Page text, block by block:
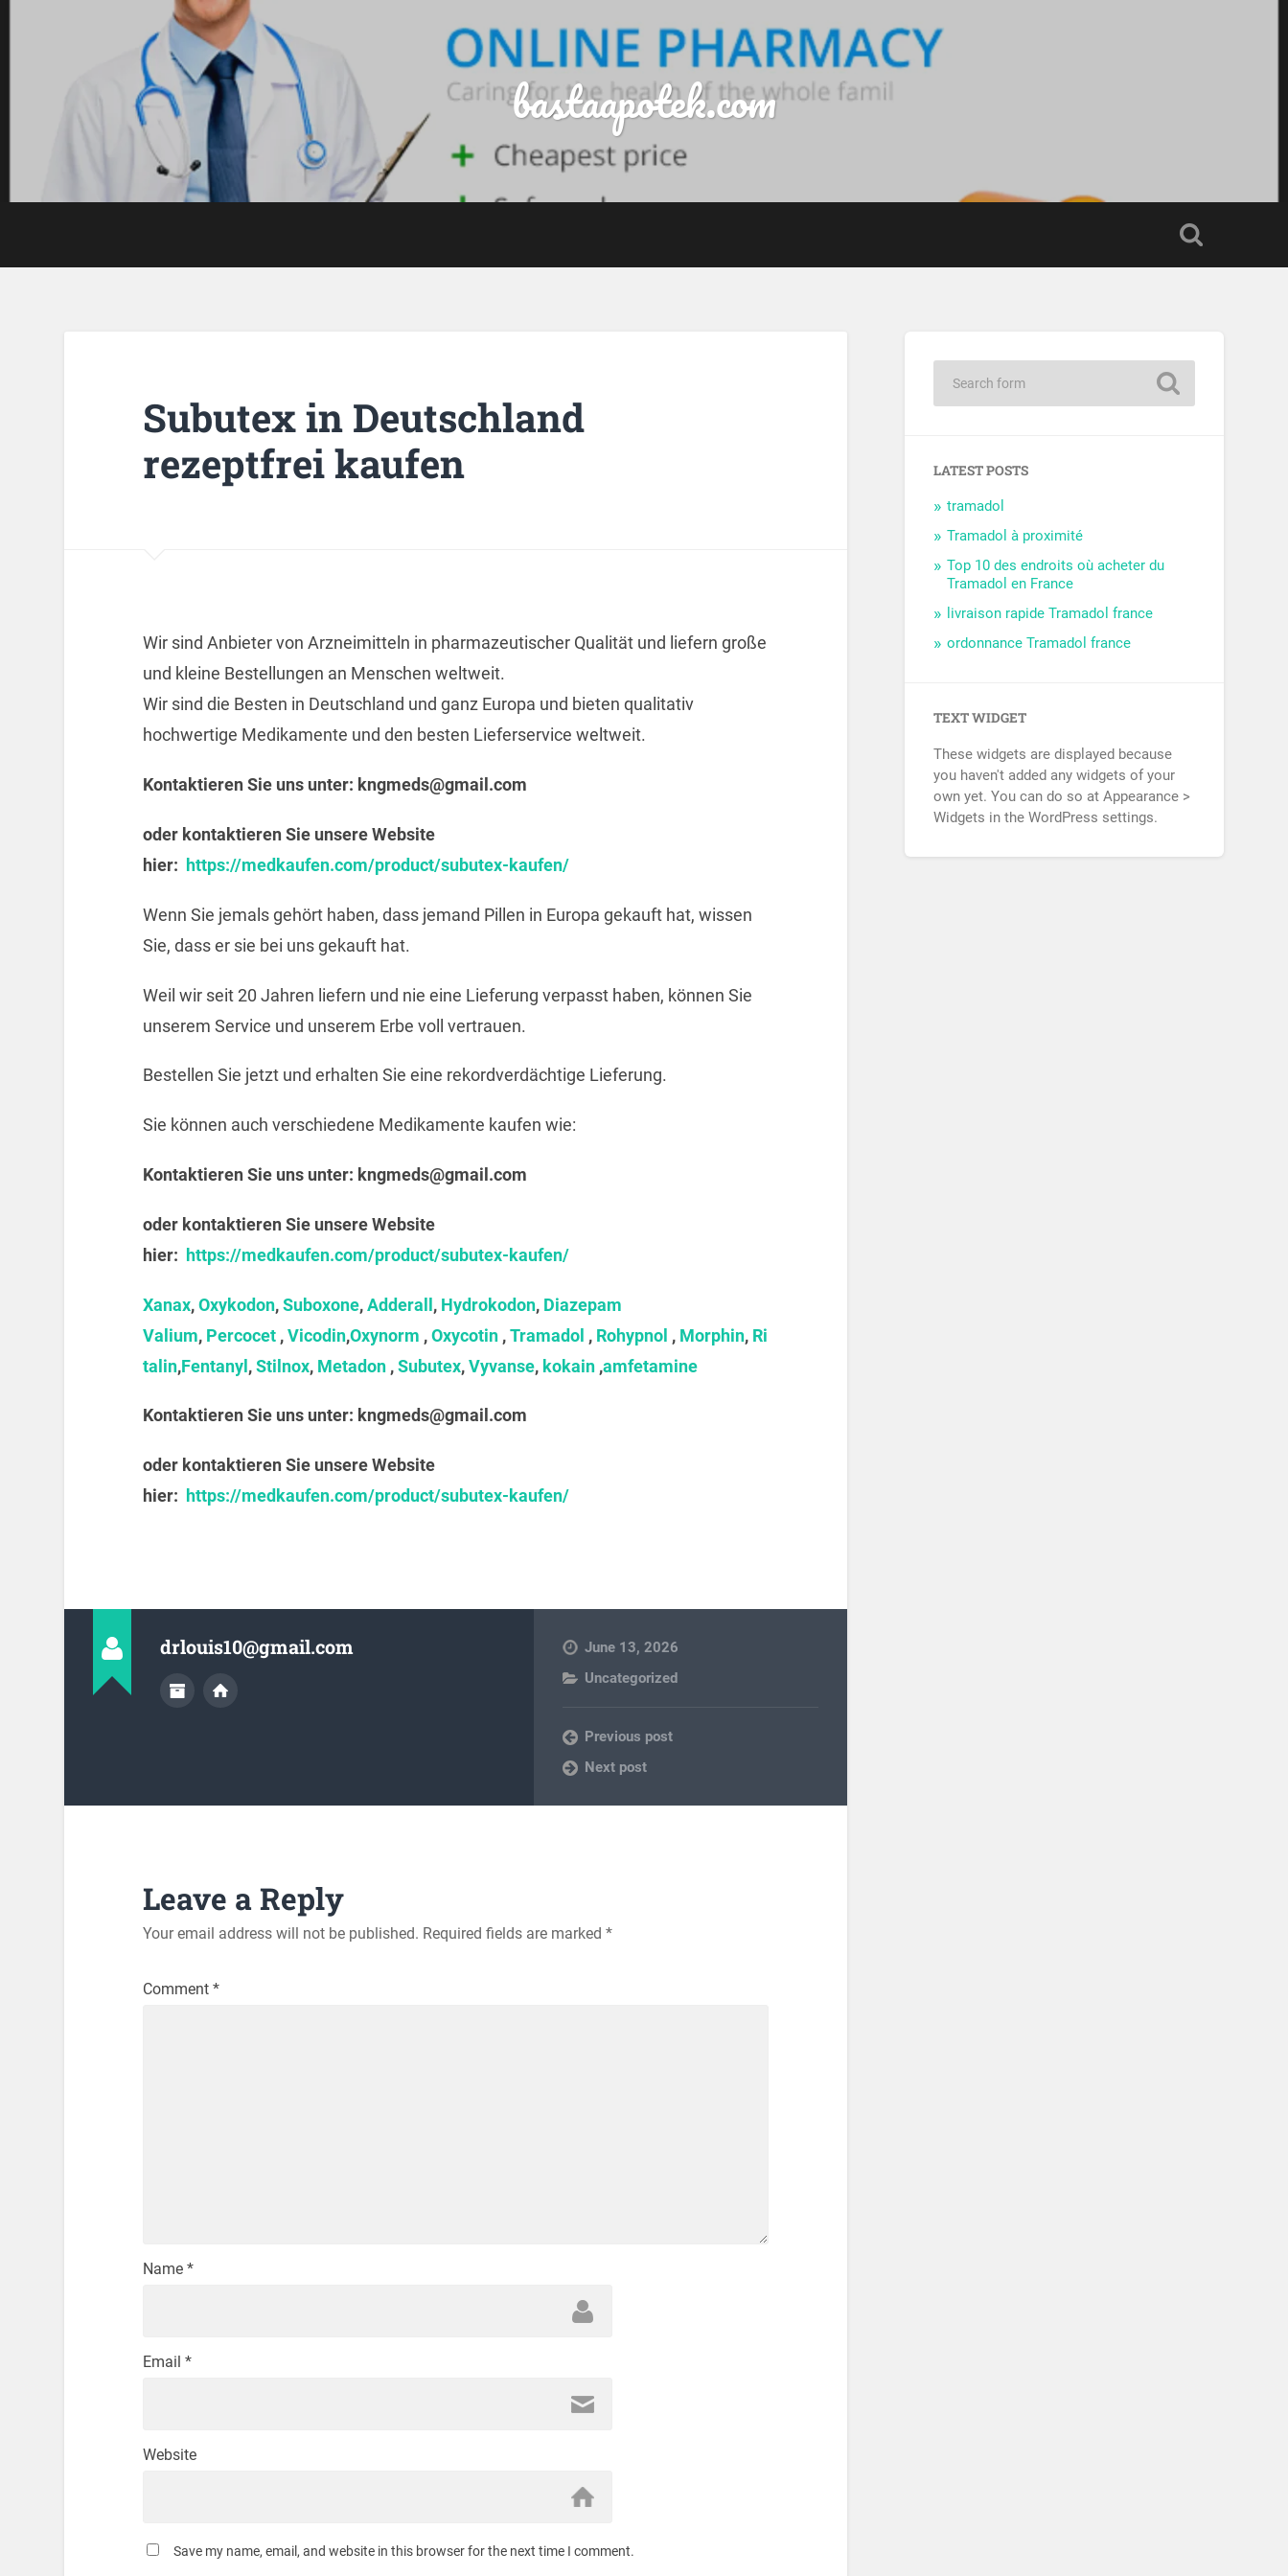
bastaapotek.com
Subutex in Deutschland
rezeptfrei kaufen
Wir sind Anbieter von Arzneimitteln in pharmazeutischer Qualität und liefern große
und kleine Bestellungen an Menschen weltweit.
Wir sind die Besten in Deutschland und ganz Europa und bieten qualitativ
hochwertige Medikamente und den besten Lieferservice weltweit.
Kontaktieren Sie uns unter: kngmeds@gmail.com
oder kontaktieren Sie unsere Website
hier: https://medkaufen.com/product/subutex-kaufen/
Wenn Sie jemals gehört haben, dass jemand Pillen in Europa gekauft hat, wissen
Sie, dass er sie bei uns gekauft hat.
Weil wir seit 20 Jahren liefern und nie eine Lieferung verpasst haben, können Sie
unserem Service und unserem Erbe voll vertrauen.
Bestellen Sie jetzt und erhalten Sie eine rekordverdächtige Lieferung.
Sie können auch verschiedene Medikamente kaufen wie:
Kontaktieren Sie uns unter: kngmeds@gmail.com
oder kontaktieren Sie unsere Website
hier: https://medkaufen.com/product/subutex-kaufen/
Xanax,Oxykodon,Suboxone,Adderall, Hydrokodon, Diazepam
Valium, Percocet,Vicodin,Oxynorm ,Oxycotin,Tramadol , Rohypnol , Morphin, Ri
talin,Fentanyl,Stilnox, Metadon,Subutex,Vyvanse, kokain,amfetamine
Kontaktieren Sie uns unter: kngmeds@gmail.com
oder kontaktieren Sie unsere Website
hier: https://medkaufen.com/product/subutex-kaufen/
drlouis10@gmail.com
June 13, 2026
Uncategorized
Previous post
Next post
Leave a Reply
Your email address will not be published. Required fields are marked *
Comment *
Name *
Email *
Website
Save my name, email, and website in this browser for the next time I comment.
LATEST POSTS
tramadol
Tramadol à proximité
Top 10 des endroits où acheter du
Tramadol en France
livraison rapide Tramadol france
ordonnance Tramadol france
TEXT WIDGET
These widgets are displayed because
you haven't added any widgets of your
own yet. You can do so at Appearance >
Widgets in the WordPress settings.